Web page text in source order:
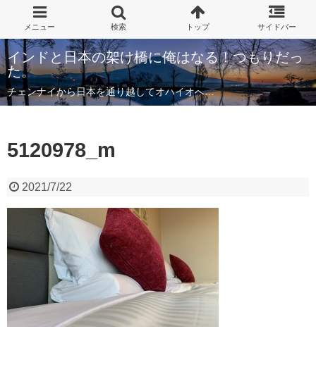
インドと日本の架け橋に俺はなる！つもりだっ
た。
チェンナイから日本を通り越してオハイオへ…
5120978_m
2021/7/22